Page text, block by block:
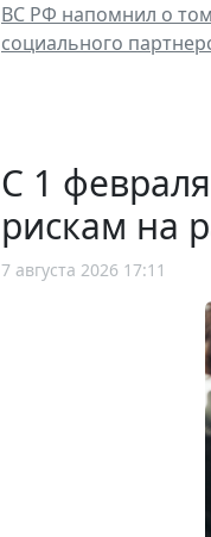
ВС РФ напомнил о
социального
С 1
рискам на
7 августа 2026 17:11